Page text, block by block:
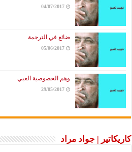
04/07/2017
ضائع في الترجمة
05/06/2017
وهم الخصوصية الغبي
29/05/2017
كاريكاتير | جواد مراد